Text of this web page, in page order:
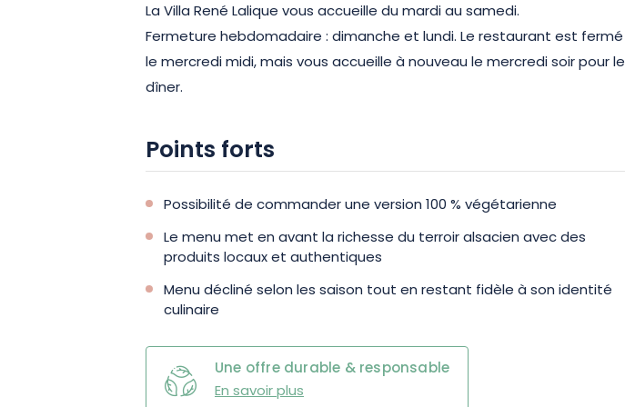
La Villa René Lalique vous accueille du mardi au samedi.
Fermeture hebdomadaire : dimanche et lundi. Le restaurant est fermé
le mercredi midi, mais vous accueille à nouveau le mercredi soir pour le
dîner.
Points forts
Possibilité de commander une version 100 % végétarienne
Le menu met en avant la richesse du terroir alsacien avec des
produits locaux et authentiques
Menu décliné selon les saison tout en restant fidèle à son identité
culinaire
Une offre durable & responsable
En savoir plus